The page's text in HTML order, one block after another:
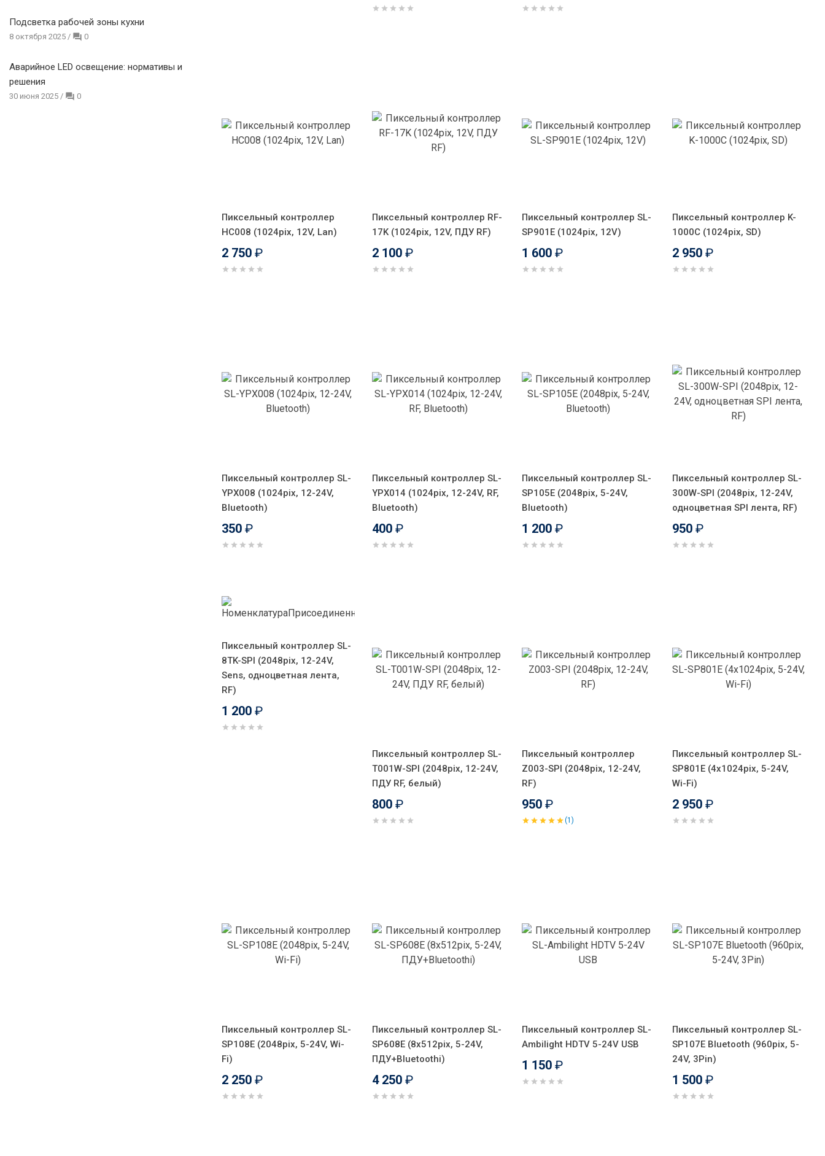
Подсветка рабочей зоны кухни
8 октября 2025 / 0
Аварийное LED освещение: нормативы и
решения
30 июня 2025 / 0
Пиксельный контроллер
HC008 (1024pix, 12V, Lan)
2 750 ₽
Пиксельный контроллер RF-
17K (1024pix, 12V, ПДУ RF)
2 100 ₽
Пиксельный контроллер SL-
SP901E (1024pix, 12V)
1 600 ₽
Пиксельный контроллер K-
1000С (1024pix, SD)
2 950 ₽
Пиксельный контроллер SL-
YPX008 (1024pix, 12-24V,
Bluetooth)
350 ₽
Пиксельный контроллер SL-
YPX014 (1024pix, 12-24V, RF,
Bluetooth)
400 ₽
Пиксельный контроллер SL-
SP105E (2048pix, 5-24V,
Bluetooth)
1 200 ₽
Пиксельный контроллер SL-
300W-SPI (2048pix, 12-24V,
одноцветная SPI лента, RF)
950 ₽
Пиксельный контроллер SL-
8TK-SPI (2048pix, 12-24V,
Sens, одноцветная лента,
RF)
1 200 ₽
Пиксельный контроллер SL-
T001W-SPI (2048pix, 12-24V,
ПДУ RF, белый)
800 ₽
Пиксельный контроллер
Z003-SPI (2048pix, 12-24V,
RF)
950 ₽
(1)
Пиксельный контроллер SL-
SP801E (4x1024pix, 5-24V,
Wi-Fi)
2 950 ₽
Пиксельный контроллер SL-
SP108E (2048pix, 5-24V, Wi-
Fi)
2 250 ₽
Пиксельный контроллер SL-
SP608E (8x512pix, 5-24V,
ПДУ+Bluetoothi)
4 250 ₽
Пиксельный контроллер SL-
Ambilight HDTV 5-24V USB
1 150 ₽
Пиксельный контроллер SL-
SP107E Bluetooth (960pix, 5-
24V, 3Pin)
1 500 ₽